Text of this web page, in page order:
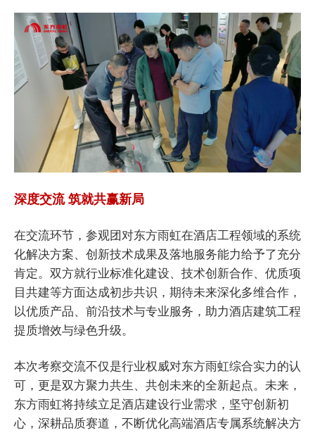
深度交流 筑就共赢新局
在交流环节，参观团对东方雨虹在酒店工程领域的系统
化解决方案、创新技术成果及落地服务能力给予了充分
肯定。双方就行业标准化建设、技术创新合作、优质项
目共建等方面达成初步共识，期待未来深化多维合作，
以优质产品、前沿技术与专业服务，助力酒店建筑工程
提质增效与绿色升级。
本次考察交流不仅是行业权威对东方雨虹综合实力的认
可，更是双方聚力共生、共创未来的全新起点。未来，
东方雨虹将持续立足酒店建设行业需求，坚守创新初
心，深耕品质赛道，不断优化高端酒店专属系统解决方